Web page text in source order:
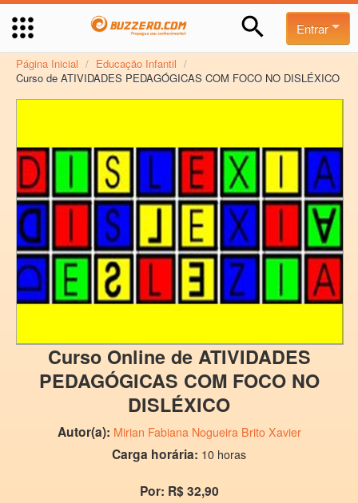
Entrar
Página Inicial / Educação Infantil /
Curso de ATIVIDADES PEDAGÓGICAS COM FOCO NO DISLÉXICO
Curso Online de ATIVIDADES
PEDAGÓGICAS COM FOCO NO
DISLÉXICO
Autor(a): Mirian Fabiana Nogueira Brito Xavier
Carga horária: 10 horas
Por: R$ 32,90